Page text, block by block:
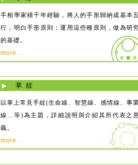
手相學家積千年經驗，將人的手形歸納成基本
行，明白手形原則；運用這些種原則，做為研
的基礎。
more...
掌紋
以掌上常見手紋(生命線、智慧線、感情線、事
線…等)為主題，詳細說明與介紹其所代表之
義。
more...